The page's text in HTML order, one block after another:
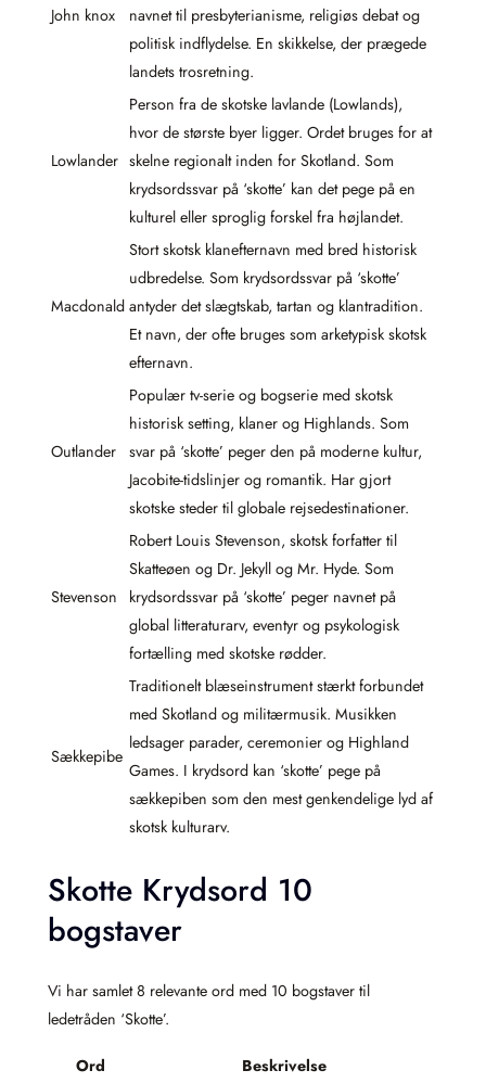
John knox
navnet til presbyterianisme, religiøs debat og
politisk indflydelse. En skikkelse, der prægede
landets trosretning.
Lowlander
Person fra de skotske lavlande (Lowlands),
hvor de største byer ligger. Ordet bruges for at
skelne regionalt inden for Skotland. Som
krydsordssvar på ‘skotte’ kan det pege på en
kulturel eller sproglig forskel fra højlandet.
Macdonald
Stort skotsk klanefternavn med bred historisk
udbredelse. Som krydsordssvar på ‘skotte’
antyder det slægtskab, tartan og klantradition.
Et navn, der ofte bruges som arketypisk skotsk
efternavn.
Outlander
Populær tv-serie og bogserie med skotsk
historisk setting, klaner og Highlands. Som
svar på ‘skotte’ peger den på moderne kultur,
Jacobite-tidslinjer og romantik. Har gjort
skotske steder til globale rejsedestinationer.
Stevenson
Robert Louis Stevenson, skotsk forfatter til
Skatteøen og Dr. Jekyll og Mr. Hyde. Som
krydsordssvar på ‘skotte’ peger navnet på
global litteraturarv, eventyr og psykologisk
fortælling med skotske rødder.
Sækkepibe
Traditionelt blæseinstrument stærkt forbundet
med Skotland og militærmusik. Musikken
ledsager parader, ceremonier og Highland
Games. I krydsord kan ‘skotte’ pege på
sækkepiben som den mest genkendelige lyd af
skotsk kulturarv.
Skotte Krydsord 10
bogstaver
Vi har samlet 8 relevante ord med 10 bogstaver til
ledetråden ‘Skotte’.
Ord Beskrivelse